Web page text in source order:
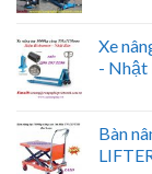
Xe
- Nhật
Bàn